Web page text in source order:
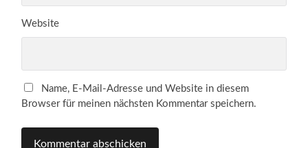
Website
Name, E-Mail-Adresse und Website in diesem
Browser für meinen nächsten Kommentar speichern.